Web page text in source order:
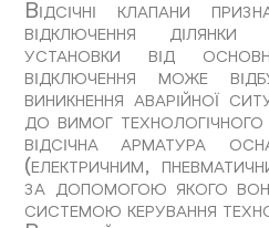
Відсічні клапани
відключення
установки від
відключення може
виникнення аварійної
до вимог
відсічна арматура
(електричним,
за допомогою якого
системою керування